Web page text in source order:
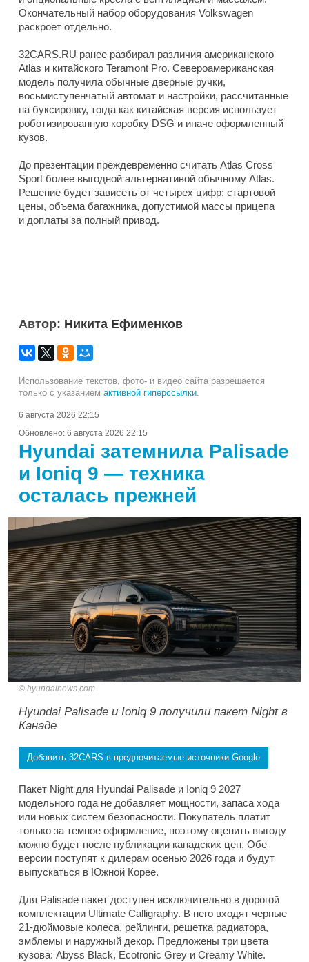
Окончательный набор оборудования Volkswagen
раскроет отдельно.
32CARS.RU ранее разбирал различия американского
Atlas и китайского Teramont Pro. Североамериканская
модель получила обычные дверные ручки,
восьмиступенчатый автомат и настройки, рассчитанные
на буксировку, тогда как китайская версия использует
роботизированную коробку DSG и иначе оформленный
кузов.
До презентации преждевременно считать Atlas Cross
Sport более выгодной альтернативой обычному Atlas.
Решение будет зависеть от четырех цифр: стартовой
цены, объема багажника, допустимой массы прицепа
и доплаты за полный привод.
Автор: Никита Ефименков
Использование текстов, фото- и видео сайта разрешается
только с указанием активной гиперссылки.
6 августа 2026 22:15
Обновлено: 6 августа 2026 22:15
Hyundai затемнила Palisade
и Ioniq 9 — техника
осталась прежней
hyundainews.com
Hyundai Palisade и Ioniq 9 получили пакет Night в
Канаде
Добавить 32CARS в предпочитаемые источники Google
Пакет Night для Hyundai Palisade и Ioniq 9 2027
модельного года не добавляет мощности, запаса хода
или новых систем безопасности. Покупатель платит
только за темное оформление, поэтому оценить выгоду
можно будет после публикации канадских цен. Обе
версии поступят к дилерам осенью 2026 года и будут
выпускаться в Южной Корее.
Для Palisade пакет доступен исключительно в дорогой
комплектации Ultimate Calligraphy. В него входят черные
21-дюймовые колеса, рейлинги, решетка радиатора,
эмблемы и наружный декор. Предложены три цвета
кузова: Abyss Black, Ecotronic Grey и Creamy White.